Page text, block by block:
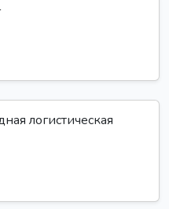
логистическая